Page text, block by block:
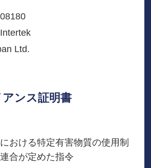
Ltd.
ンス証明書
おける特定有害物質の使用制
合が定めた指令